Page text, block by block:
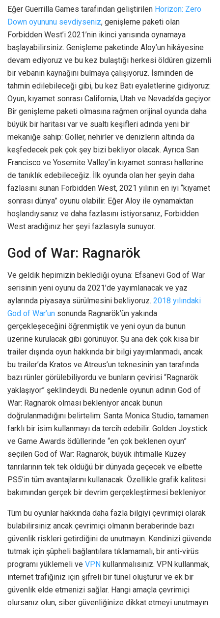
Eğer Guerrilla Games tarafından geliştirilen Horizon: Zero
Down oyununu sevdiyseniz, genişleme paketi olan
Forbidden West’i 2021’nin ikinci yarısında oynamaya
başlayabilirsiniz. Genişleme paketinde Aloy’un hikâyesine
devam ediyoruz ve bu kez bulaştığı herkesi öldüren gizemli
bir vebanın kaynağını bulmaya çalışıyoruz. İsminden de
tahmin edilebileceği gibi, bu kez Batı eyaletlerine gidiyoruz:
Oyun, kıyamet sonrası California, Utah ve Nevada’da geçiyor.
Bir genişleme paketi olmasına rağmen orijinal oyunda daha
büyük bir haritası var ve sualtı keşifleri adında yeni bir
mekaniğe sahip: Göller, nehirler ve denizlerin altında da
keşfedecek pek çok şey bizi bekliyor olacak. Ayrıca San
Francisco ve Yosemite Valley’in kıyamet sonrası hallerine
de tanıklık edebileceğiz. İlk oyunda olan her şeyin daha
fazlasını sunan Forbidden West, 2021 yılının en iyi “kıyamet
sonrası dünya” oyunu olabilir. Eğer Aloy ile oynamaktan
hoşlandıysanız ve daha fazlasını istiyorsanız, Forbidden
West aradığınız her şeyi fazlasıyla sunuyor.
God of War: Ragnarök
Ve geldik hepimizin beklediği oyuna: Efsanevi God of War
serisinin yeni oyunu da 2021’de yayımlanacak ve yaz
aylarında piyasaya sürülmesini bekliyoruz. 2018 yılındaki
God of War’un sonunda Ragnarök’ün yakında
gerçekleşeceğini öğrenmiştik ve yeni oyun da bunun
üzerine kurulacak gibi görünüyor. Şu ana dek çok kısa bir
trailer dışında oyun hakkında bir bilgi yayımlanmadı, ancak
bu trailer’da Kratos ve Atreus’un teknesinin yan tarafında
bazı rünler görülebiliyordu ve bunların çevirisi “Ragnarök
yaklaşıyor” şeklindeydi. Bu nedenle oyunun adının God of
War: Ragnarök olması bekleniyor ancak bunun
doğrulanmadığını belirtelim: Santa Monica Studio, tamamen
farklı bir isim kullanmayı da tercih edebilir. Golden Joystick
ve Game Awards ödüllerinde “en çok beklenen oyun”
seçilen God of War: Ragnarök, büyük ihtimalle Kuzey
tanrılarının tek tek öldüğü bir dünyada geçecek ve elbette
PS5’in tüm avantajlarını kullanacak. Özellikle grafik kalitesi
bakımından gerçek bir devrim gerçekleştirmesi bekleniyor.
Tüm bu oyunlar hakkında daha fazla bilgiyi çevrimiçi olarak
bulabilirsiniz ancak çevrimiçi olmanın beraberinde bazı
güvenlik riskleri getirdiğini de unutmayın. Kendinizi güvende
tutmak için şüpheli bağlantılara tıklamamalı, bir anti-virüs
programı yüklemeli ve VPN kullanmalısınız. VPN kullanmak,
internet trafiğiniz için şifreli bir tünel oluşturur ve ek bir
güvenlik elde etmenizi sağlar. Hangi amaçla çevrimiçi
olursanız olun, siber güvenliğinize dikkat etmeyi unutmayın.